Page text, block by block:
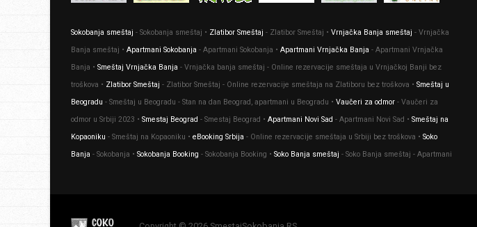
Sokobanja smeštaj - Sokobanja smeštaj • Zlatibor Smeštaj - Zlatibor Smeštaj • Vrnjačka Banja smeštaj - Vrnjačka
Banja smeštaj • Apartmani Sokobanja - Apartmani Sokobanja • Apartmani Vrnjačka Banja - Apartmani Vrnjačka
Banja • Smeštaj Vrnjačka Banja - Vrnjačka banja smeštaj - Online rezervacije smeštaja u Vrnjačkoj Banji bez
troškova • Zlatibor Smeštaj - Zlatibor Smeštaj - Online rezervacije smeštaja na Zlatiboru bez troškova • Smeštaj u
Beogradu - Smeštaj u Beogradu - Stan na dan Beograd, apartmani u Beogradu • Vaučeri za odmor - Vaučeri za
odmor u Srbiji 2023 • Smestaj Beograd - Smestaj Beograd • Apartmani Novi Sad - Apartmani Novi Sad • Smeštaj na
Kopaoniku - Smeštaj na Kopaoniku • eBooking Srbija - Оnline rezervacije smeštaja u Srbiji bez troškova • Soko
Banja - Sokobanja • Sokobanja Booking - Sokobanja Booking • Soko Banja smeštaj - Soko Banja smeštaj - Apartmani